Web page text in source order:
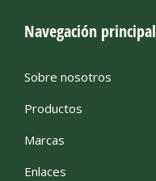
Navegación principal
Sobre nosotros
Productos
Marcas
Enlaces